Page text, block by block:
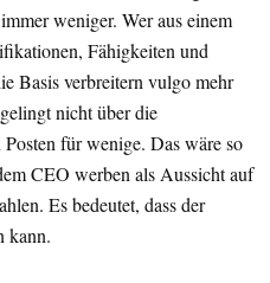
weniger. Wer aus einem
Fähigkeiten und
Basis verbreitern vulgo mehr
nicht über die
für wenige. Das wäre so
CEO werben als Aussicht auf
Es bedeutet, dass der
kann.